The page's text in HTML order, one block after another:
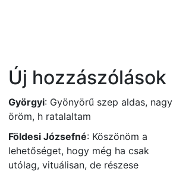
Új hozzászólások
Györgyi: Gyönyörű szep aldas, nagy
öröm, h ratalaltam
Földesi Józsefné: Köszönöm a
lehetőséget, hogy még ha csak
utólag, vituálisan, de részese